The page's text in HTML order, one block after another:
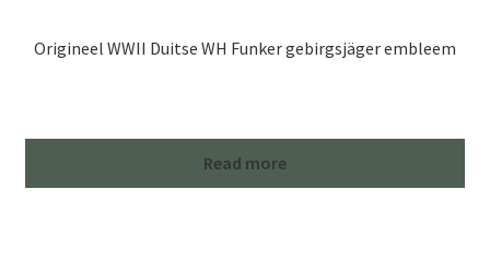
Origineel WWII Duitse WH Funker gebirgsjäger embleem
Read more